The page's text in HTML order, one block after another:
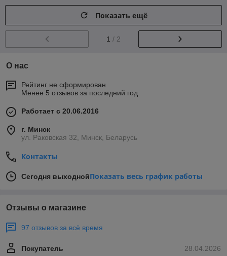
Показать ещё
1 / 2
О нас
Рейтинг не сформирован
Менее 5 отзывов за последний год
Работает с 20.06.2016
г. Минск
ул. Раковская 32, Минск, Беларусь
Контакты
Сегодня выходнойПоказать весь график работы
Отзывы о магазине
97 отзывов за всё время
28.04.2026
Покупатель